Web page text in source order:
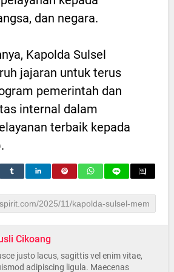
dan negara.
Kapolda Sulsel
jajaran untuk terus
pemerintah dan
internal dalam
terbaik kepada
Cikoang
justo lacus, sagittis vel enim vitae,
adipiscing ligula. Maecenas